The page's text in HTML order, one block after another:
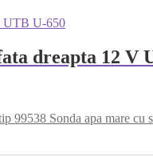
dreapta 12 V
Sonda apa mare